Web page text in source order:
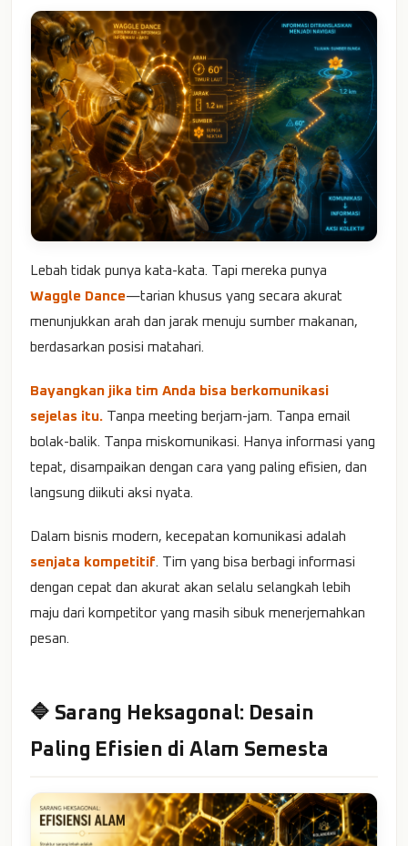
Lebah tidak punya kata-kata. Tapi mereka punya
Waggle Dance—tarian khusus yang secara akurat
menunjukkan arah dan jarak menuju sumber makanan,
berdasarkan posisi matahari.
Bayangkan jika tim Anda bisa berkomunikasi
sejelas itu. Tanpa meeting berjam-jam. Tanpa email
bolak-balik. Tanpa miskomunikasi. Hanya informasi yang
tepat, disampaikan dengan cara yang paling efisien, dan
langsung diikuti aksi nyata.
Dalam bisnis modern, kecepatan komunikasi adalah
senjata kompetitif . Tim yang bisa berbagi informasi
dengan cepat dan akurat akan selalu selangkah lebih
maju dari kompetitor yang masih sibuk menerjemahkan
pesan.
🔷 Sarang Heksagonal: Desain
Paling Efisien di Alam Semesta